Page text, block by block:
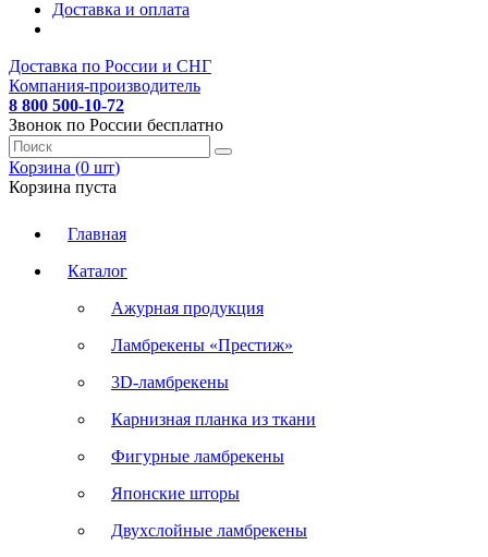
Доставка и оплата
Доставка по России и СНГ
Компания-производитель
8 800 500-10-72
Звонок по России бесплатно
Корзина (0 шт)
Корзина пуста
Главная
Каталог
Ажурная продукция
Ламбрекены «Престиж»
3D-ламбрекены
Карнизная планка из ткани
Фигурные ламбрекены
Японские шторы
Двухслойные ламбрекены